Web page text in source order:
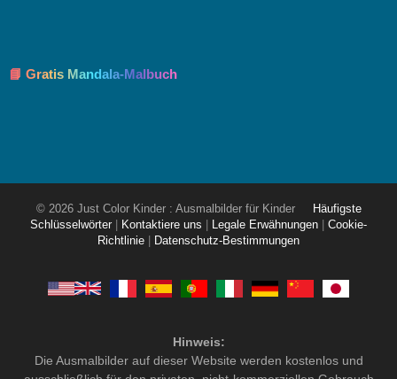
📘 Gratis Mandala-Malbuch
© 2026 Just Color Kinder : Ausmalbilder für Kinder
Häufigste
Schlüsselwörter
Kontaktiere uns Legale Erwähnungen
Cookie-
Richtlinie
Datenschutz-Bestimmungen
Hinweis:
Die Ausmalbilder auf dieser Website werden kostenlos und